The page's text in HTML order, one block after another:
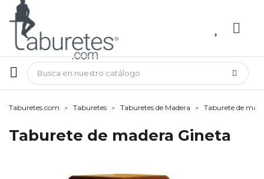
Taburetes.com Taburetes Taburetes de Madera Taburete de
Taburete de madera Gineta